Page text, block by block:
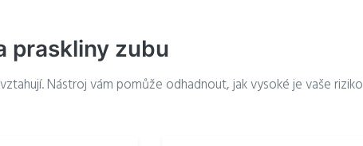
praskliny zubu
Nástroj vám pomůže odhadnout, jak vysoké je vaše riziko